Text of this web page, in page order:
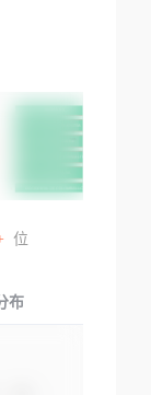
位
布